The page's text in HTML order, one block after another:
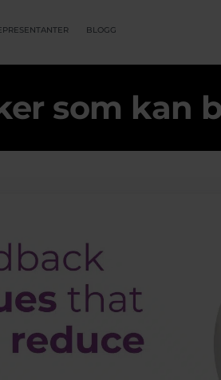
BLOGG
som kan